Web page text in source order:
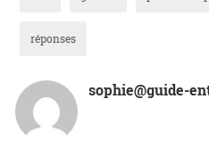
réponses
sophie@guide-